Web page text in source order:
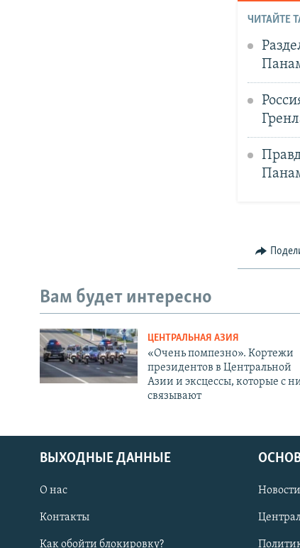
ЧИТАЙТЕ
Вам будет интересно
ЦЕНТРАЛЬНАЯ АЗИЯ
«Очень помпезно». Кортежи
президентов в Центральной
Азии и эксцессы, которые с
связывают
ВЫХОДНЫЕ ДАННЫЕ
О нас
Контакты
Как обойти блокировку?
Новости